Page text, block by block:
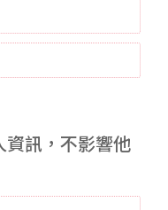
訊，不影響他